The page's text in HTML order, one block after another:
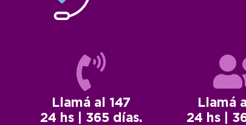
Llamá al 147
24 hs | 365 días.
Llamá
24 hs |